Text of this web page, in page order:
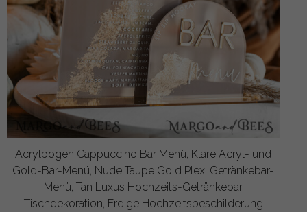
Acrylbogen Cappuccino Bar Menü, Klare Acryl- und
Gold-Bar-Menü, Nude Taupe Gold Plexi Getränkebar-
Menü, Tan Luxus Hochzeits-Getränkebar
Tischdekoration, Erdige Hochzeitsbeschilderung